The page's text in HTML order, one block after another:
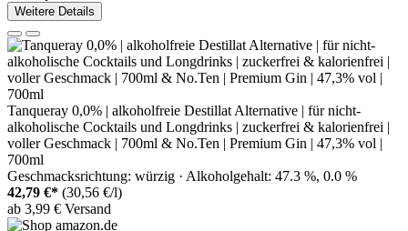
Weitere Details
Tanqueray 0,0% | alkoholfreie Destillat Alternative | für nicht-
alkoholische Cocktails und Longdrinks | zuckerfrei & kalorienfrei |
voller Geschmack | 700ml & No.Ten | Premium Gin | 47,3% vol |
700ml
Geschmacksrichtung: würzig · Alkoholgehalt: 47.3 %, 0.0 %
42,79 €* (30,56 €/l)
ab 3,99 € Versand